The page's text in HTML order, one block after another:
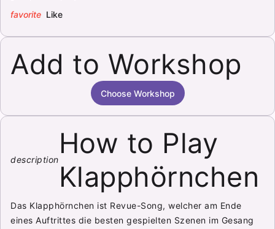
favorite Like
Add to Workshop
Choose Workshop
description How to Play
Klapphörnchen
Das Klapphörnchen ist Revue-Song, welcher am Ende
eines Auftrittes die besten gespielten Szenen im Gesang